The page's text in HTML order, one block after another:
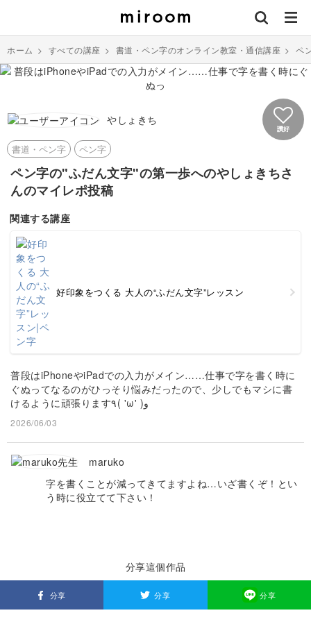
ホーム > すべての講座 > 書道・ペン字のオンライン教室・通信講座 > ペ
やしょきち
讚好
書道・ペン字 ペン字
ペン字の"ふだん文字"の第一歩へのやしょきちさ
んのマイレポ投稿
関連する講座
好印象をつくる 大人の“ふだん文字”レッスン
普段はiPhoneやiPadでの入力がメイン……仕事で字を書く時に
ぐぬってなるのがひっそり悩みだったので、少しでもマシに書
けるように頑張ります٩( 'ω' )و
2026/06/03
maruko
字を書くことが減ってきてますよね…いざ書くぞ！とい
う時に役立てて下さい！
分享這個作品
分享 分享 分享